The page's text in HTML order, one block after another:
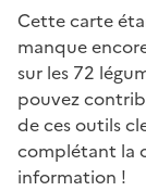
Cette carte
manque
sur les 72
pouvez
de ces outils
complétant la
information !